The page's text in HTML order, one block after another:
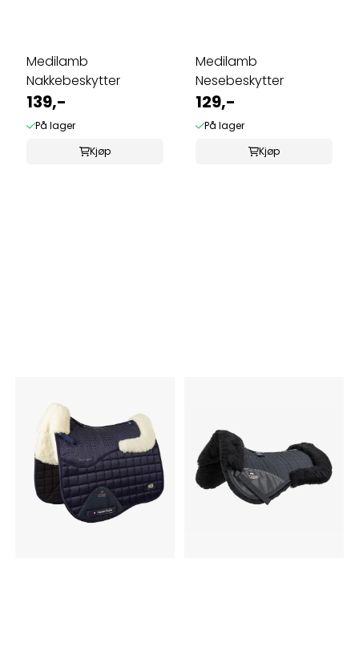
Medilamb
Nakkebeskytter
139,-
På lager
Kjøp
Medilamb
Nesebeskytter
129,-
På lager
Kjøp